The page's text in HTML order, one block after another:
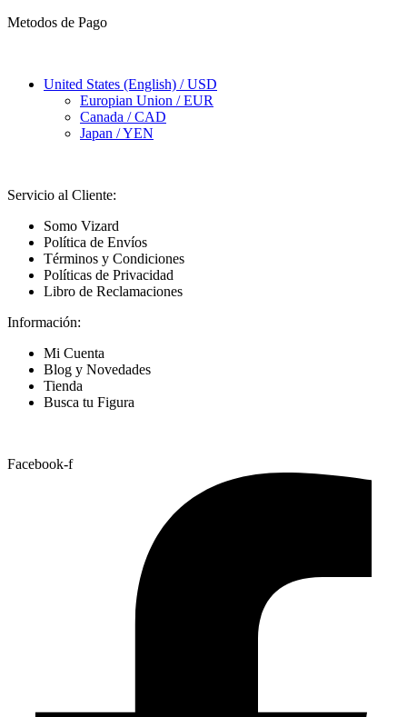
Metodos de Pago
United States (English) / USD
Europian Union / EUR
Canada / CAD
Japan / YEN
Servicio al Cliente:
Somo Vizard
Política de Envíos
Términos y Condiciones
Políticas de Privacidad
Libro de Reclamaciones
Información:
Mi Cuenta
Blog y Novedades
Tienda
Busca tu Figura
Facebook-f